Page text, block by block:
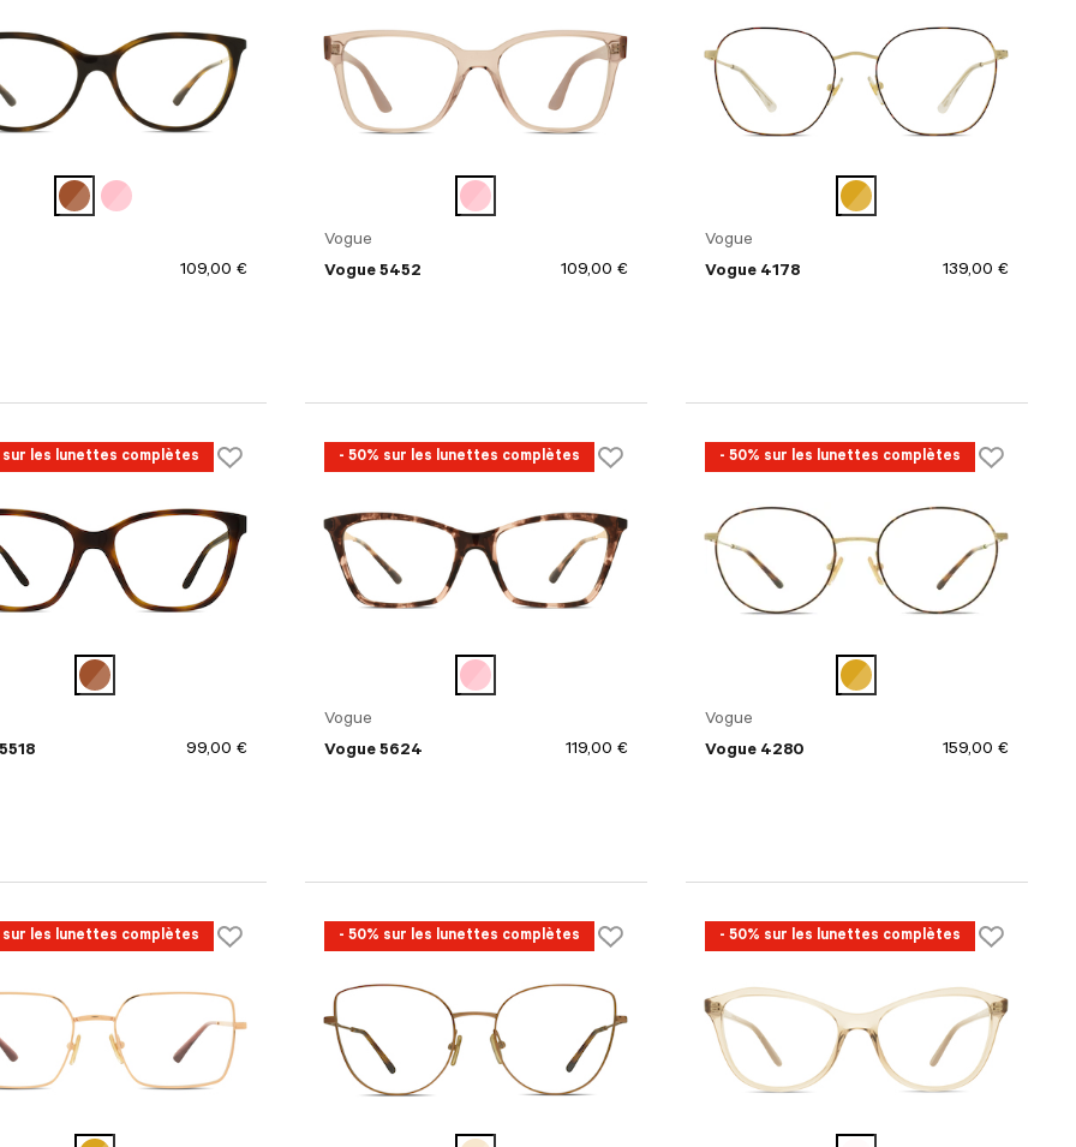
52
54
109,00 €
Vogue
Vogue 5452
109,00 €
Vogue
Vogue 4178
139,00 €
sur les lunettes complètes
99,00 €
- 50% sur les lunettes complètes
Vogue
Vogue 5624
119,00 €
- 50% sur les lunettes complètes
Vogue
Vogue 4280
159,00 €
sur les lunettes complètes - 50% sur les lunettes complètes - 50% sur les lunettes complètes